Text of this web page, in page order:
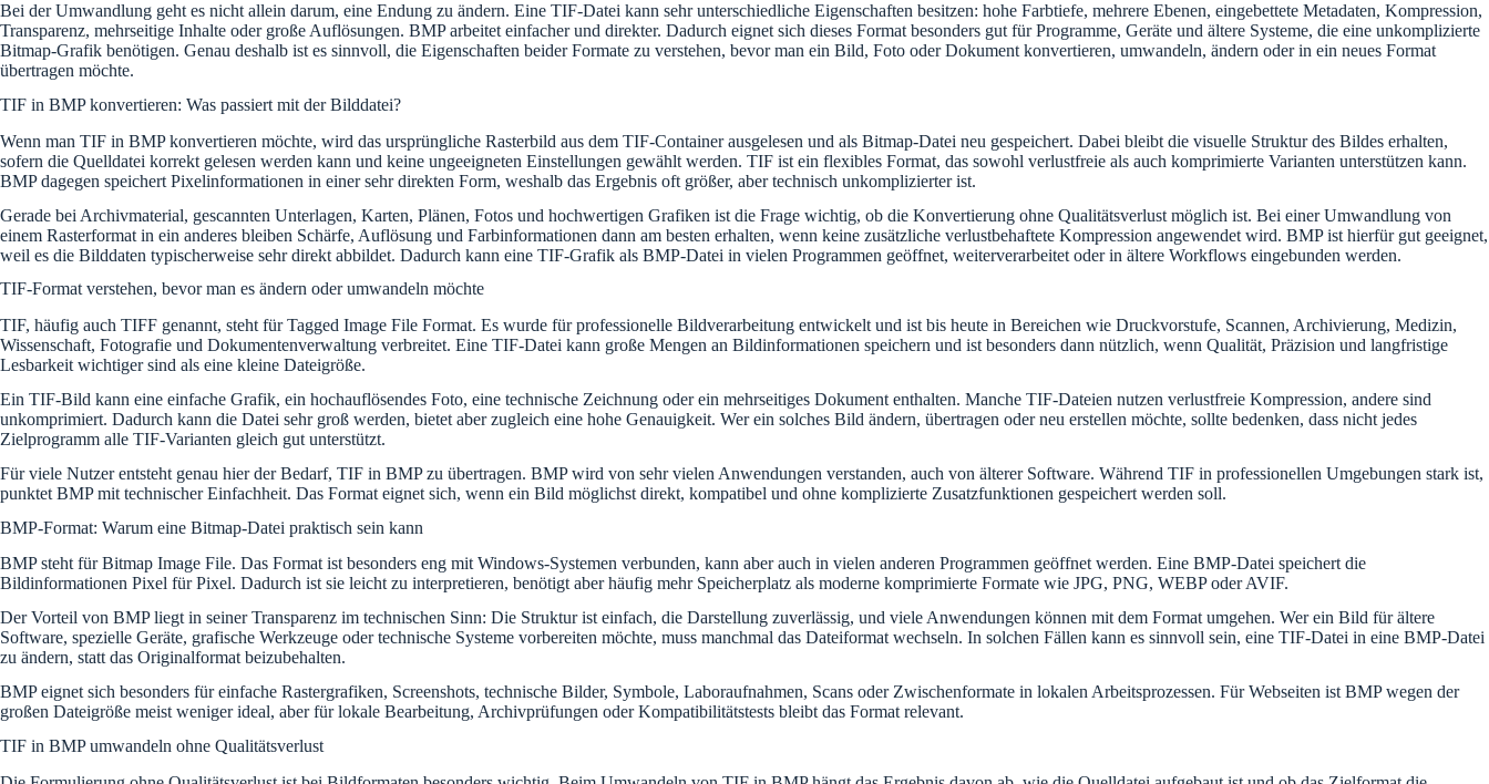
Bei der Umwandlung geht es nicht allein darum, eine Endung zu ändern. Eine TIF-Datei kann sehr unterschiedliche Eigenschaften besitzen: hohe Farbtiefe, mehrere Ebenen, eingebettete Metadaten, Kompression,
Transparenz, mehrseitige Inhalte oder große Auflösungen. BMP arbeitet einfacher und direkter. Dadurch eignet sich dieses Format besonders gut für Programme, Geräte und ältere Systeme, die eine unkomplizierte
Bitmap-Grafik benötigen. Genau deshalb ist es sinnvoll, die Eigenschaften beider Formate zu verstehen, bevor man ein Bild, Foto oder Dokument konvertieren, umwandeln, ändern oder in ein neues Format
übertragen möchte.
TIF in BMP konvertieren: Was passiert mit der Bilddatei?
Wenn man TIF in BMP konvertieren möchte, wird das ursprüngliche Rasterbild aus dem TIF-Container ausgelesen und als Bitmap-Datei neu gespeichert. Dabei bleibt die visuelle Struktur des Bildes erhalten,
sofern die Quelldatei korrekt gelesen werden kann und keine ungeeigneten Einstellungen gewählt werden. TIF ist ein flexibles Format, das sowohl verlustfreie als auch komprimierte Varianten unterstützen kann.
BMP dagegen speichert Pixelinformationen in einer sehr direkten Form, weshalb das Ergebnis oft größer, aber technisch unkomplizierter ist.
Gerade bei Archivmaterial, gescannten Unterlagen, Karten, Plänen, Fotos und hochwertigen Grafiken ist die Frage wichtig, ob die Konvertierung ohne Qualitätsverlust möglich ist. Bei einer Umwandlung von
einem Rasterformat in ein anderes bleiben Schärfe, Auflösung und Farbinformationen dann am besten erhalten, wenn keine zusätzliche verlustbehaftete Kompression angewendet wird. BMP ist hierfür gut geeignet,
weil es die Bilddaten typischerweise sehr direkt abbildet. Dadurch kann eine TIF-Grafik als BMP-Datei in vielen Programmen geöffnet, weiterverarbeitet oder in ältere Workflows eingebunden werden.
TIF-Format verstehen, bevor man es ändern oder umwandeln möchte
TIF, häufig auch TIFF genannt, steht für Tagged Image File Format. Es wurde für professionelle Bildverarbeitung entwickelt und ist bis heute in Bereichen wie Druckvorstufe, Scannen, Archivierung, Medizin,
Wissenschaft, Fotografie und Dokumentenverwaltung verbreitet. Eine TIF-Datei kann große Mengen an Bildinformationen speichern und ist besonders dann nützlich, wenn Qualität, Präzision und langfristige
Lesbarkeit wichtiger sind als eine kleine Dateigröße.
Ein TIF-Bild kann eine einfache Grafik, ein hochauflösendes Foto, eine technische Zeichnung oder ein mehrseitiges Dokument enthalten. Manche TIF-Dateien nutzen verlustfreie Kompression, andere sind
unkomprimiert. Dadurch kann die Datei sehr groß werden, bietet aber zugleich eine hohe Genauigkeit. Wer ein solches Bild ändern, übertragen oder neu erstellen möchte, sollte bedenken, dass nicht jedes
Zielprogramm alle TIF-Varianten gleich gut unterstützt.
Für viele Nutzer entsteht genau hier der Bedarf, TIF in BMP zu übertragen. BMP wird von sehr vielen Anwendungen verstanden, auch von älterer Software. Während TIF in professionellen Umgebungen stark ist,
punktet BMP mit technischer Einfachheit. Das Format eignet sich, wenn ein Bild möglichst direkt, kompatibel und ohne komplizierte Zusatzfunktionen gespeichert werden soll.
BMP-Format: Warum eine Bitmap-Datei praktisch sein kann
BMP steht für Bitmap Image File. Das Format ist besonders eng mit Windows-Systemen verbunden, kann aber auch in vielen anderen Programmen geöffnet werden. Eine BMP-Datei speichert die
Bildinformationen Pixel für Pixel. Dadurch ist sie leicht zu interpretieren, benötigt aber häufig mehr Speicherplatz als moderne komprimierte Formate wie JPG, PNG, WEBP oder AVIF.
Der Vorteil von BMP liegt in seiner Transparenz im technischen Sinn: Die Struktur ist einfach, die Darstellung zuverlässig, und viele Anwendungen können mit dem Format umgehen. Wer ein Bild für ältere
Software, spezielle Geräte, grafische Werkzeuge oder technische Systeme vorbereiten möchte, muss manchmal das Dateiformat wechseln. In solchen Fällen kann es sinnvoll sein, eine TIF-Datei in eine BMP-Datei
zu ändern, statt das Originalformat beizubehalten.
BMP eignet sich besonders für einfache Rastergrafiken, Screenshots, technische Bilder, Symbole, Laboraufnahmen, Scans oder Zwischenformate in lokalen Arbeitsprozessen. Für Webseiten ist BMP wegen der
großen Dateigröße meist weniger ideal, aber für lokale Bearbeitung, Archivprüfungen oder Kompatibilitätstests bleibt das Format relevant.
TIF in BMP umwandeln ohne Qualitätsverlust